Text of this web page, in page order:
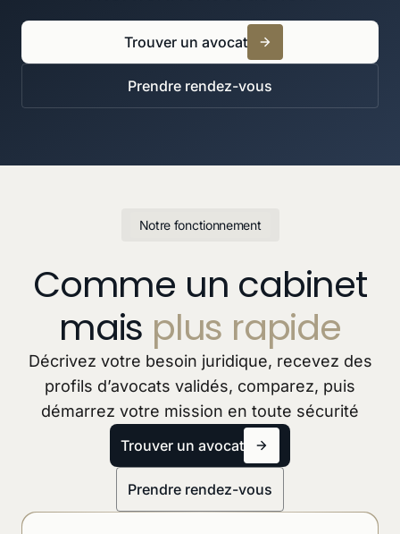
Trouver un avocat
Prendre rendez-vous
Notre fonctionnement
Comme un cabinet
mais plus rapide
Décrivez votre besoin juridique, recevez des
profils d’avocats validés, comparez, puis
démarrez votre mission en toute sécurité
Trouver un avocat
Prendre rendez-vous